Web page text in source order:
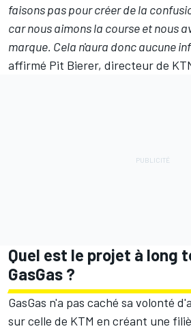
faisons pas pour créer de la
car nous aimons la course et nous
marque. Cela n'aura donc aucune
affirmé Pit Bierer, directeur de
Quel est le projet à long
GasGas ?
GasGas n'a pas caché sa volonté
sur celle de KTM en créant une